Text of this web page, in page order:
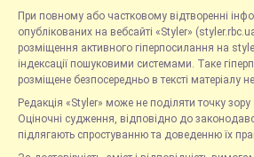
При повному або частковому відтворенні
опублікованих на вебсайті «Styler»
розміщення активного гіперпосилання на
індексації пошуковими системами. Таке
розміщене безпосередньо в тексті матеріалу
Редакція «Styler» може не поділяти точку зору
Оціночні судження, відповідно до
підлягають спростуванню та доведенню їх